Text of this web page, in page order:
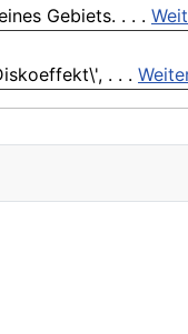
Gebiets. . . .
. . .